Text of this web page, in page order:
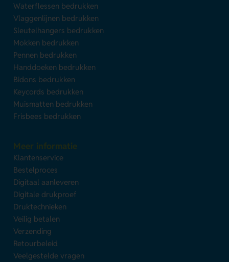
Waterflessen bedrukken
Vlaggenlijnen bedrukken
Sleutelhangers bedrukken
Mokken bedrukken
Pennen bedrukken
Handdoeken bedrukken
Bidons bedrukken
Keycords bedrukken
Muismatten bedrukken
Frisbees bedrukken
Meer informatie
Klantenservice
Bestelproces
Digitaal aanleveren
Digitale drukproef
Druktechnieken
Veilig betalen
Verzending
Retourbeleid
Veelgestelde vragen